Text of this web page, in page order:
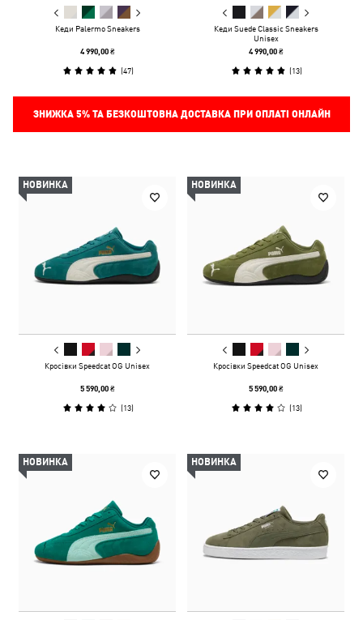
Кеди Palermo Sneakers
4 990,00 ₴
(47)
Кеди Suede Classic Sneakers
Unisex
4 990,00 ₴
(13)
ЗНИЖКА 5%ТА БЕЗКОШТОВНА ДОСТАВКА ПРИ ОПЛАТІ ОНЛАЙН
НОВИНКА
Кросівки Speedcat OG Unisex
5 590,00 ₴
(13)
НОВИНКА
Кросівки Speedcat OG Unisex
5 590,00 ₴
(13)
НОВИНКА НОВИНКА